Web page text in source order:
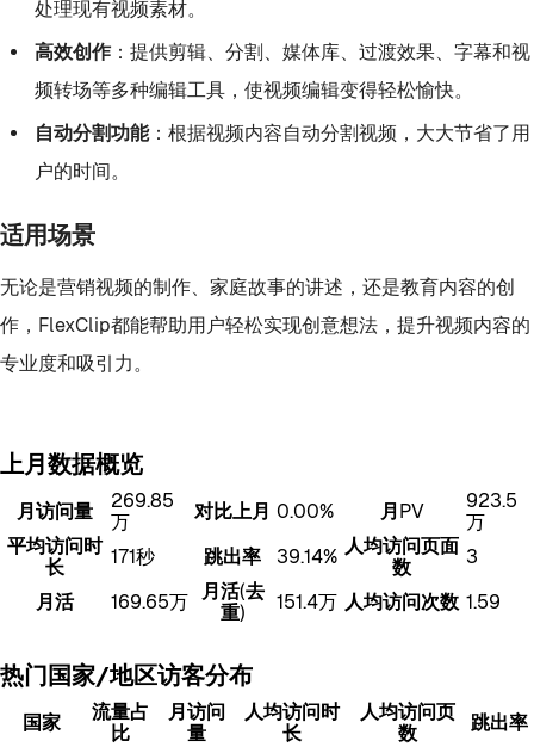
处理现有视频素材。
高效创作：提供剪辑、分割、媒体库、过渡效果、字幕和视
频转场等多种编辑工具，使视频编辑变得轻松愉快。
自动分割功能：根据视频内容自动分割视频，大大节省了用
户的时间。
适用场景
无论是营销视频的制作、家庭故事的讲述，还是教育内容的创
作，FlexClip都能帮助用户轻松实现创意想法，提升视频内容的
专业度和吸引力。
上月数据概览
月访问量
269.85
万
对比上月 0.00% 月PV
923.5
万
平均访问时
长
171秒 跳出率 39.14% 人均访问页面
数
3
月活
169.65万
月活(去
重)
151.4万 人均访问次数 1.59
热门国家/地区访客分布
国家
流量占
比
月访问
量
人均访问时
长
人均访问页
数
跳出率